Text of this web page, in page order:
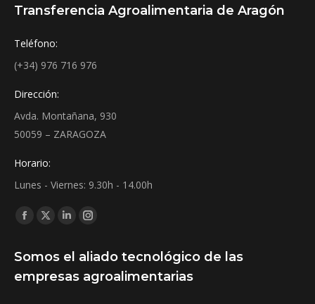
Transferencia Agroalimentaria de Aragón
Teléfono:
(+34) 976 716 976
Dirección:
Avda. Montañana, 930
50059 – ZARAGOZA
Horario:
Lunes - Viernes: 9.30h - 14.00h
Find us on:
Facebook
opens
in
X
opens
in
Linkedin
opens
in
Instagram
opens
in
Somos el aliado tecnológico de las
empresas agroalimentarias